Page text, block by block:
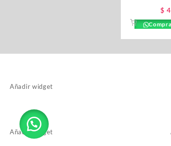
$
Añadir widget
Añadir widget